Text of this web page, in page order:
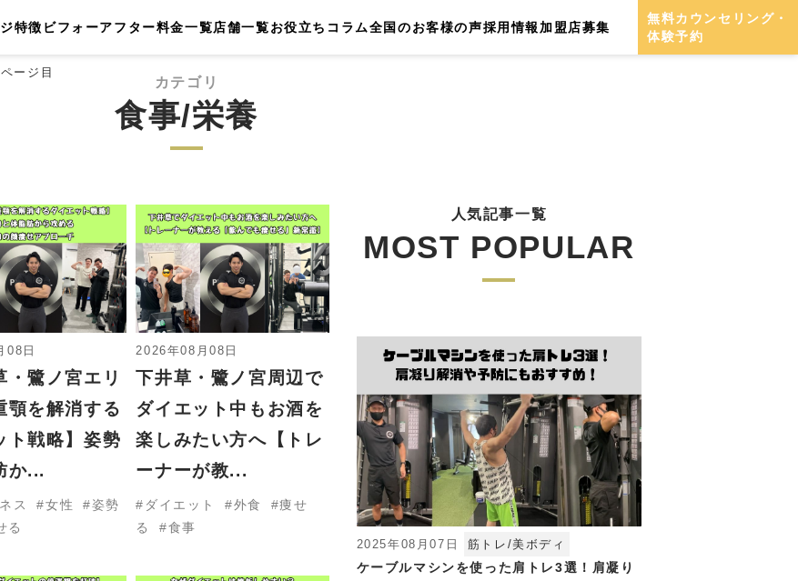
特徴 ビフォーアフター料金一覧店舗一覧お役立ちコラム全国のお客様の声採用情報 加盟店募集
無料カウンセリング・
体験予約
ージ目
カテゴリ
食事/栄養
08日
・鷺ノ宮エリ
顎を解消する
ト戦略】姿勢
か...
ス 女性
姿勢
る
2026年08月08日
下井草・鷺ノ宮周辺で
ダイエット中もお酒を
楽しみたい方へ【トレ
ーナーが教...
ダイエット 外食
痩せ
る
食事
人気記事一覧
MOST POPULAR
2025年08月07日 筋トレ/美ボディ
ケーブルマシンを使った肩トレ3選！肩凝り